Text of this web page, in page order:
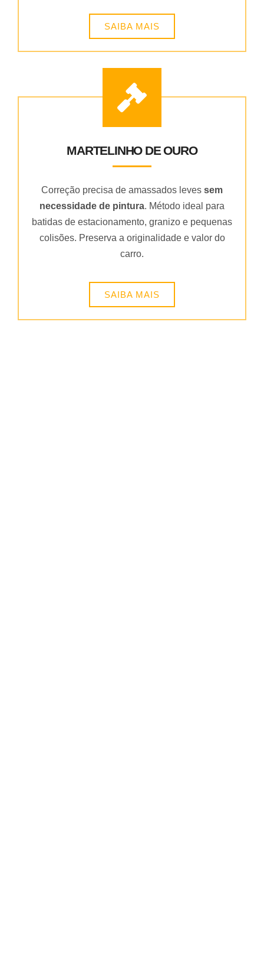
SAIBA MAIS
MARTELINHO DE OURO
Correção precisa de amassados leves sem
necessidade de pintura. Método ideal para
batidas de estacionamento, granizo e pequenas
colisões. Preserva a originalidade e valor do
carro.
SAIBA MAIS